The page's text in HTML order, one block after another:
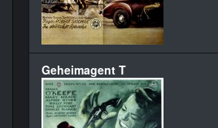
Geheimagent T